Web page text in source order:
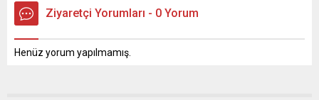
Ziyaretçi Yorumları - 0 Yorum
Henüz yorum yapılmamış.